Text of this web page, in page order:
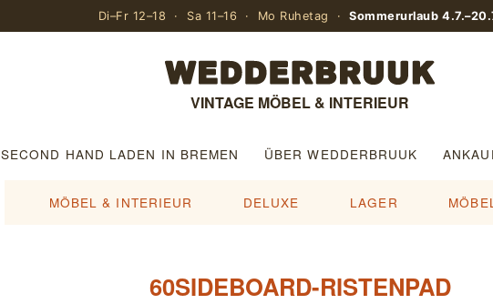
Di–Fr 12–18 · Sa 11–16 · Mo Ruhetag ·Sommerurlaub
VINTAGE MÖBEL & INTERIEUR
SECOND HAND LADEN IN BREMEN ÜBER WEDDERBRUUK
MÖBEL & INTERIEUR DELUXE LAGER
60SIDEBOARD-RISTENPAD